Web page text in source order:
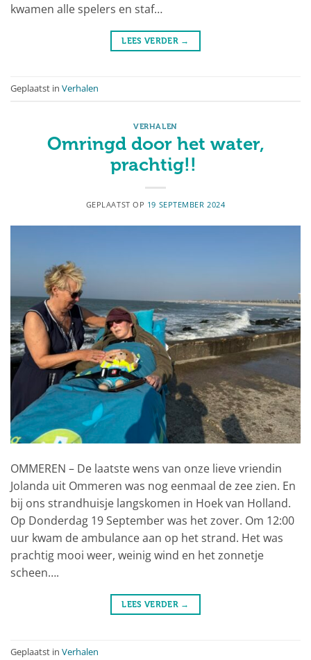
kwamen alle spelers en staf…
LEES VERDER →
Geplaatst in Verhalen
VERHALEN
Omringd door het water,
prachtig!!
GEPLAATST OP 19 SEPTEMBER 2024
OMMEREN – De laatste wens van onze lieve vriendin
Jolanda uit Ommeren was nog eenmaal de zee zien. En
bij ons strandhuisje langskomen in Hoek van Holland.
Op Donderdag 19 September was het zover. Om 12:00
uur kwam de ambulance aan op het strand. Het was
prachtig mooi weer, weinig wind en het zonnetje
scheen….
LEES VERDER →
Geplaatst in Verhalen